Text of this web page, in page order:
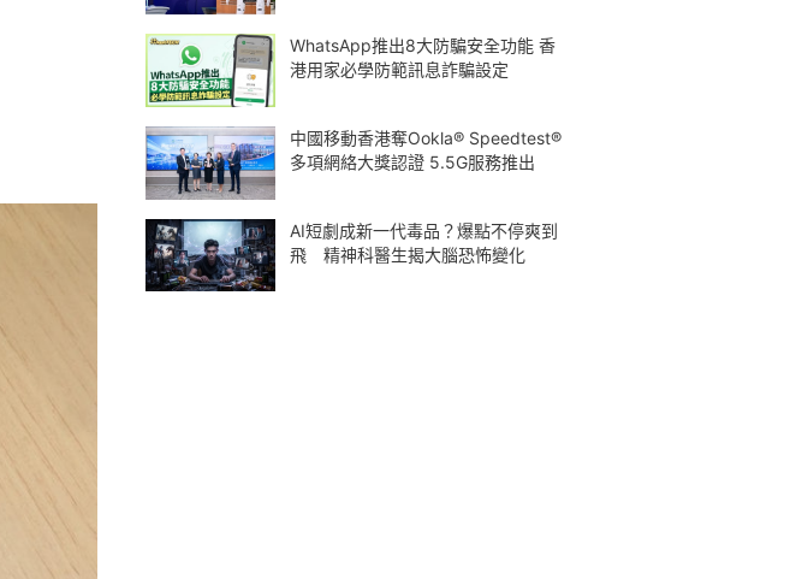
WhatsApp推出8大防騙安全功能 香
港用家必學防範訊息詐騙設定
中國移動香港奪Ookla® Speedtest®
多項網絡大獎認證 5.5G服務推出
AI短劇成新一代毒品？爆點不停爽到
飛 精神科醫生揭大腦恐怖變化